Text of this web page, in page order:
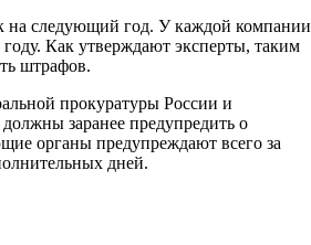
на следующий год. У каждой компании
Как утверждают эксперты, таким
штрафов.
прокуратуры России и
заранее предупредить о
органы предупреждают всего за
дней.